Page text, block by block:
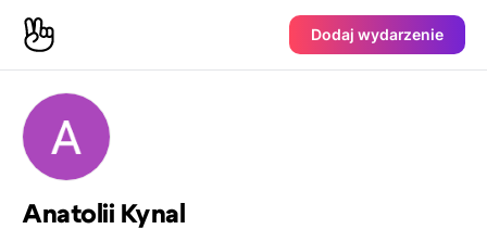
Dodaj wydarzenie
Anatolii Kynal